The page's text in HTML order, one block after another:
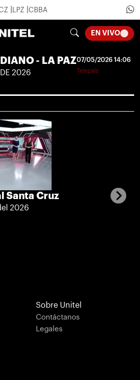
LPZ CBBA
EN VIVO
- LA PAZ
2026
07/05/2026 14:06
Telepaís
Santa Cruz
2026
Sobre Unitel
Contáctanos
Legales